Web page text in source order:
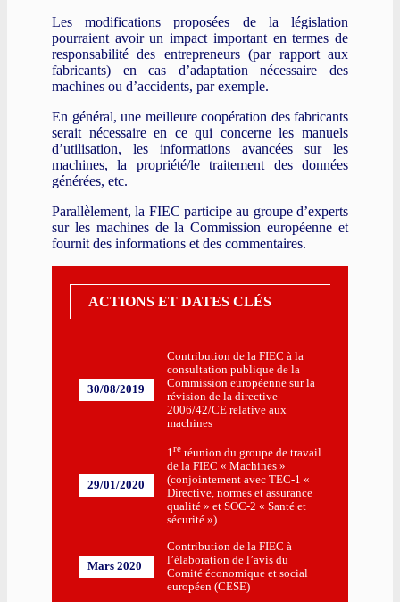
Les modifications proposées de la législation
pourraient avoir un impact important en termes de
responsabilité des entrepreneurs (par rapport aux
fabricants) en cas d’adaptation nécessaire des
machines ou d’accidents, par exemple.
En général, une meilleure coopération des fabricants
serait nécessaire en ce qui concerne les manuels
d’utilisation, les informations avancées sur les
machines, la propriété/le traitement des données
générées, etc.
Parallèlement, la FIEC participe au groupe d’experts
sur les machines de la Commission européenne et
fournit des informations et des commentaires.
ACTIONS ET DATES CLÉS
30/08/2019
Contribution de la FIEC à la
consultation publique de la
Commission européenne sur la
révision de la directive
2006/42/CE relative aux
machines
29/01/2020
1 re réunion du groupe de travail
de la FIEC « Machines »
(conjointement avec TEC-1 «
Directive, normes et assurance
qualité » et SOC-2 « Santé et
sécurité »)
Mars 2020
Contribution de la FIEC à
l’élaboration de l’avis du
Comité économique et social
européen (CESE)